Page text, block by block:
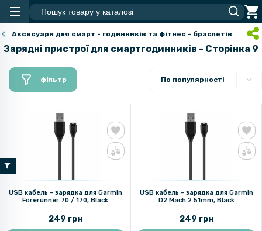
Аксесуари для смарт - годинників та фітнес - браслетів
Зарядні пристрої для смартгодинників - Сторінка 9
фільтр По популярності
USB кабель - зарядка для Garmin
Forerunner 70 / 170, Black
249 грн
USB кабель - зарядка для Garmin
D2 Mach 2 51mm, Black
249 грн